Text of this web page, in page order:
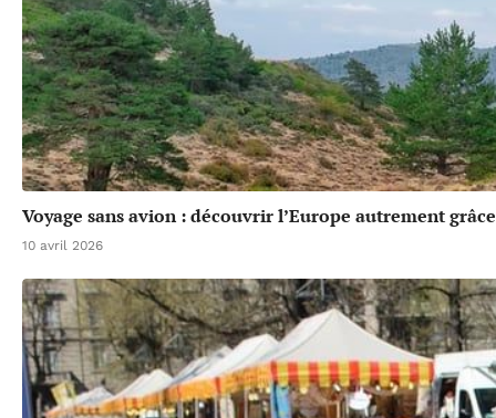
Voyage sans avion : découvrir l’Europe autrement
10 avril 2026